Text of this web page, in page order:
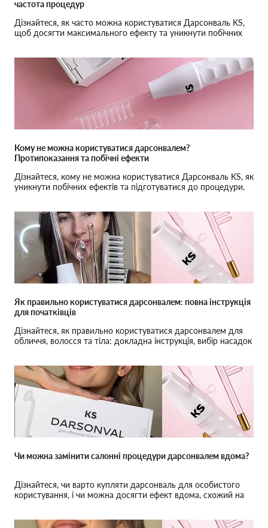
частота процедур
Дізнайтеся, як часто можна користуватися Дарсонваль KS,
щоб досягти максимального ефекту та уникнути побічних
Кому не можна користуватися дарсонвалем?
Протипоказання та побічні ефекти
Дізнайтеся, кому не можна користуватися Дарсонваль KS, як
уникнути побічних ефектів та підготуватися до процедури.
Як правильно користуватися дарсонвалем: повна інструкція
для початківців
Дізнайтеся, як правильно користуватися дарсонвалем для
обличчя, волосся та тіла: докладна інструкція, вибір насадок
Чи можна замінити салонні процедури дарсонвалем вдома?
Дізнайтеся, чи варто купляти дарсонваль для особистого
користування, і чи можна досягти ефект вдома, схожий на